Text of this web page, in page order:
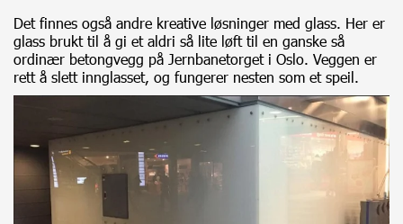
Det finnes også andre kreative løsninger med glass. Her er
glass brukt til å gi et aldri så lite løft til en ganske så
ordinær betongvegg på Jernbanetorget i Oslo. Veggen er
rett å slett innglasset, og fungerer nesten som et speil.